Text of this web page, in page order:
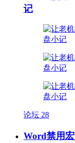
记
论坛 28
Word禁用